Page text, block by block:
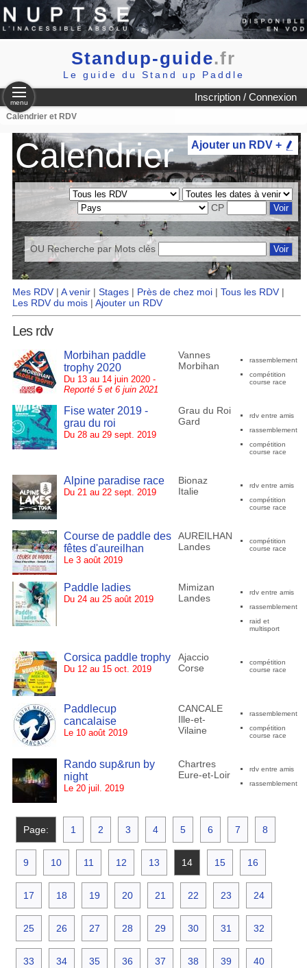
Standup-guide.fr
Le guide du Stand up Paddle
Inscription / Connexion
menu
Calendrier et RDV
Ajouter un RDV +
Calendrier
CP
OU Recherche par Mots clés
Mes RDV| A venir| Stages| Près de chez moi| Tous les RDV|
Les RDV du mois| Ajouter un RDV
Les rdv
Morbihan paddle
trophy 2020
Du 13 au 14 juin 2020 -
Reporté 5 et 6 juin 2021
Vannes
Morbihan
rassemblement
compétition
course race
Fise water 2019 -
grau du roi
Du 28 au 29 sept. 2019
Grau du Roi
Gard
rdv entre amis
rassemblement
compétition
course race
Alpine paradise race
Du 21 au 22 sept. 2019
Bionaz
Italie
rdv entre amis
compétition
course race
Course de paddle des
fêtes d'aureilhan
Le 3 août 2019
AUREILHAN
Landes
compétition
course race
Paddle ladies
Du 24 au 25 août 2019
Mimizan
Landes
rdv entre amis
rassemblement
raid et
multisport
Corsica paddle trophy
Du 12 au 15 oct. 2019
Ajaccio
Corse
compétition
course race
Paddlecup
cancalaise
Le 10 août 2019
CANCALE
Ille-et-
Vilaine
rassemblement
compétition
course race
Rando sup&run by
night
Le 20 juil. 2019
Chartres
Eure-et-Loir
rdv entre amis
rassemblement
Page: 1 2 3 4 5 6 7 8
9 10 11 12 13 14 15 16
17 18 19 20 21 22 23 24
25 26 27 28 29 30 31 32
33 34 35 36 37 38 39 40